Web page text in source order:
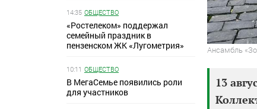
14:35 ОБЩЕСТВО
«Ростелеком» поддержал
семейный праздник в
пензенском ЖК «Лугометрия»
10:11 ОБЩЕСТВО
В МегаСемье появились роли
для участников
Ансамбль
13